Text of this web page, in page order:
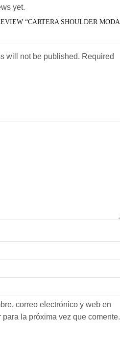
yet.
“CARTERA SHOULDER MODA
will not be published. Required
correo electrónico y web en
para la próxima vez que comente.